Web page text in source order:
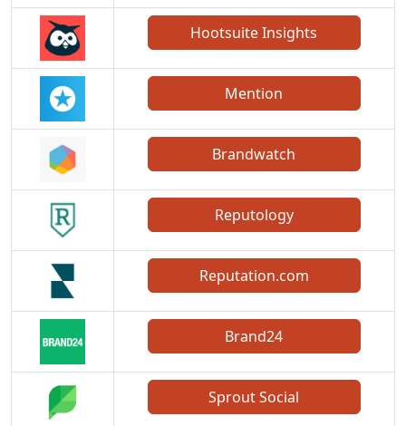
Hootsuite Insights
Mention
Brandwatch
Reputology
Reputation.com
Brand24
Sprout Social